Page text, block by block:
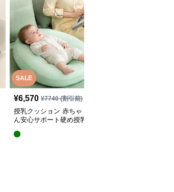
SALE
¥6,570 ¥7740(割引前)
授乳クッション 赤ちゃ
ん安心サポート硬め授乳